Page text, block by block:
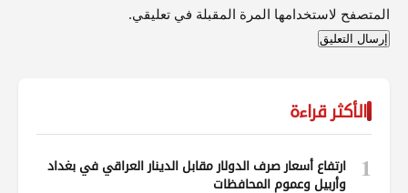
المتصفح لاستخدامها المرة المقبلة في تعليقي.
الأكثر قراءة
1
ارتفاع أسعار صرف الدولار مقابل الدينار العراقي في بغداد
وأربيل وعموم المحافظات